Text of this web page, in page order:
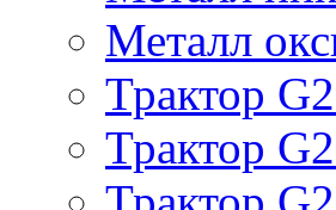
Металл
Трактор
Трактор